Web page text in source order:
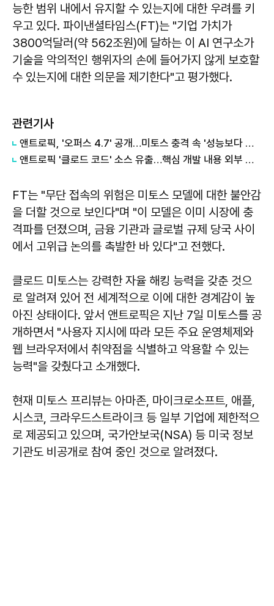
능한 범위 내에서 유지할 수 있는지에 대한 우려를 키
우고 있다. 파이낸셜타임스(FT)는 "기업 가치가
3800억달러(약 562조원)에 달하는 이 AI 연구소가
기술을 악의적인 행위자의 손에 들어가지 않게 보호할
수 있는지에 대한 의문을 제기한다"고 평가했다.
관련기사
앤트로픽, '오퍼스 4.7' 공개…미토스 충격 속 '성능보다 안전'
앤트로픽 '클로드 코드' 소스 유출…핵심 개발 내용 외부 노출
FT는 "무단 접속의 위험은 미토스 모델에 대한 불안감
을 더할 것으로 보인다"며 "이 모델은 이미 시장에 충
격파를 던졌으며, 금융 기관과 글로벌 규제 당국 사이
에서 고위급 논의를 촉발한 바 있다"고 전했다.
클로드 미토스는 강력한 자율 해킹 능력을 갖춘 것으
로 알려져 있어 전 세계적으로 이에 대한 경계감이 높
아진 상태이다. 앞서 앤트로픽은 지난 7일 미토스를 공
개하면서 "사용자 지시에 따라 모든 주요 운영체제와
웹 브라우저에서 취약점을 식별하고 악용할 수 있는
능력"을 갖췄다고 소개했다.
현재 미토스 프리뷰는 아마존, 마이크로소프트, 애플,
시스코, 크라우드스트라이크 등 일부 기업에 제한적으
로 제공되고 있으며, 국가안보국(NSA) 등 미국 정보
기관도 비공개로 참여 중인 것으로 알려졌다.